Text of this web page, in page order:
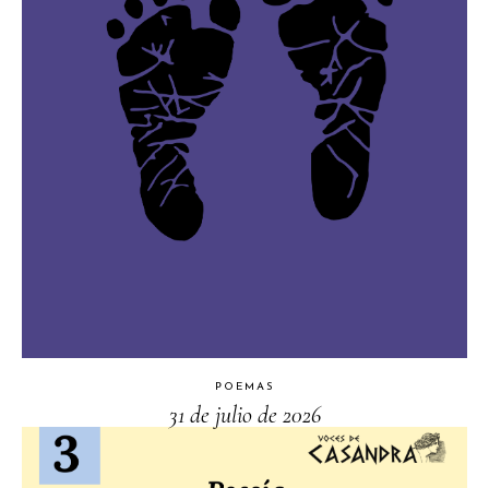
POEMAS
31 de julio de 2026